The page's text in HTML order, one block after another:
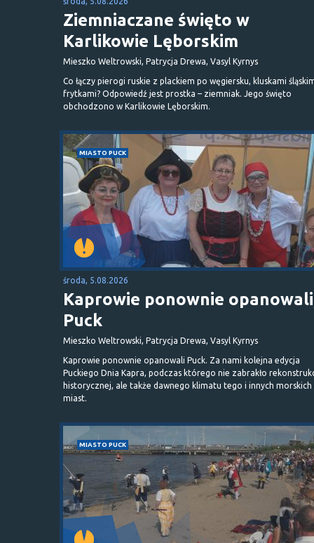
Ziemniaczane święto w
Karlikowie Lęborskim
Mieszko Weltrowski, Patrycja Drewa, Vasyl Kyrnys
Co łączy pierogi ruskie z plackiem po węgiersku, kluskami
frytkami? Odpowiedź jest prostka – ziemniak. Jego święto
obchodzono w Karlikowie Lęborskim.
MIASTO PUCK
środa, 5.08.2026
Kaprowie ponownie opanowali
Puck
Mieszko Weltrowski, Patrycja Drewa, Vasyl Kyrnys
Kaprowie ponownie opanowali Puck. Za nami kolejna edycja
Puckiego Dnia Kapra, podczas którego nie zabrakło
historycznej, ale także dawnego klimatu tego i innych morskich
miast.
MIASTO PUCK